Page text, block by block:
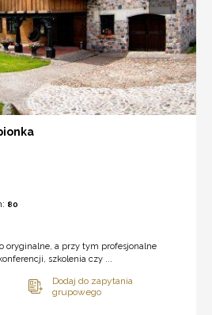
80
oryginalne, a przy tym profesjonalne
szkolenia czy ...